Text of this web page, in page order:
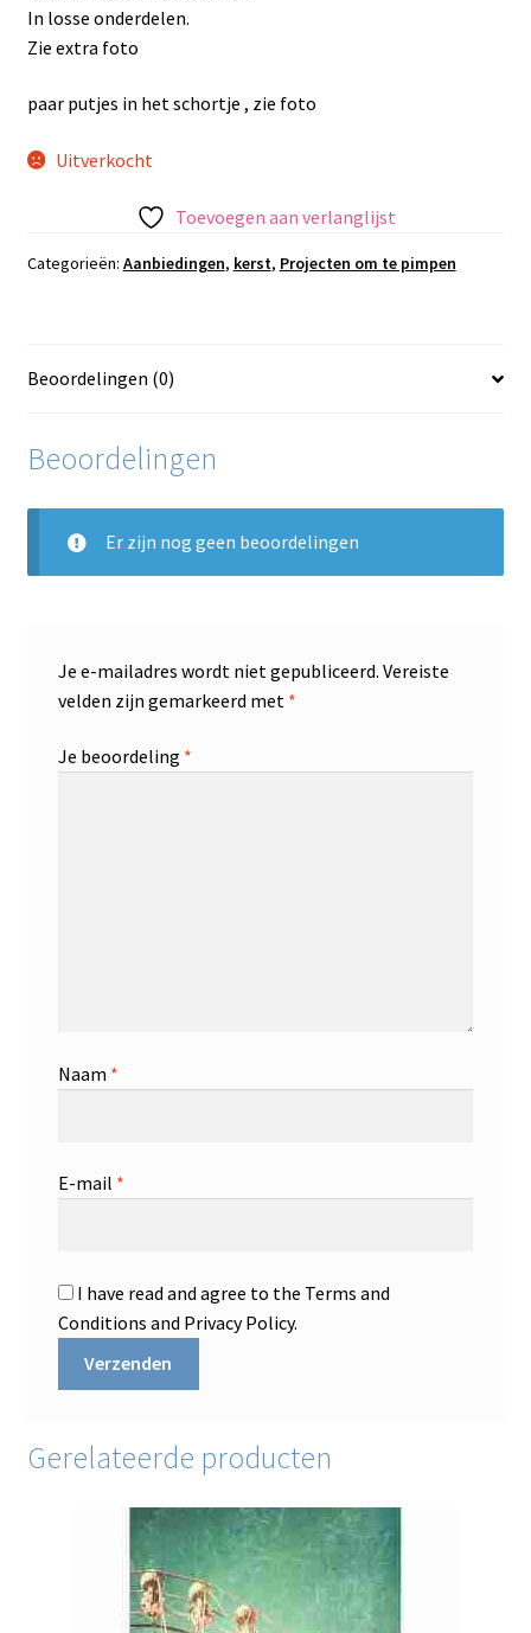
€11.95.
In losse onderdelen.
Zie extra foto
paar putjes in het schortje , zie foto
Uitverkocht
Toevoegen aan verlanglijst
Categorieën: Aanbiedingen, kerst, Projecten om te pimpen
Beoordelingen (0)
Beoordelingen
Er zijn nog geen beoordelingen
Je e-mailadres wordt niet gepubliceerd. Vereiste
velden zijn gemarkeerd met *
Je beoordeling *
Naam *
E-mail *
I have read and agree to the Terms and
Conditions and Privacy Policy.
Gerelateerde producten